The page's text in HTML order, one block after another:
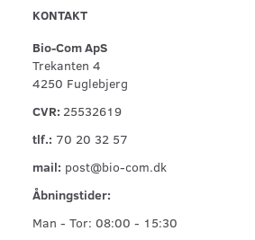
KONTAKT
Bio-Com ApS
Trekanten 4
4250 Fuglebjerg
CVR: 25532619
tlf.: 70 20 32 57
mail: post@bio-com.dk
Åbningstider:
Man - Tor: 08:00 - 15:30